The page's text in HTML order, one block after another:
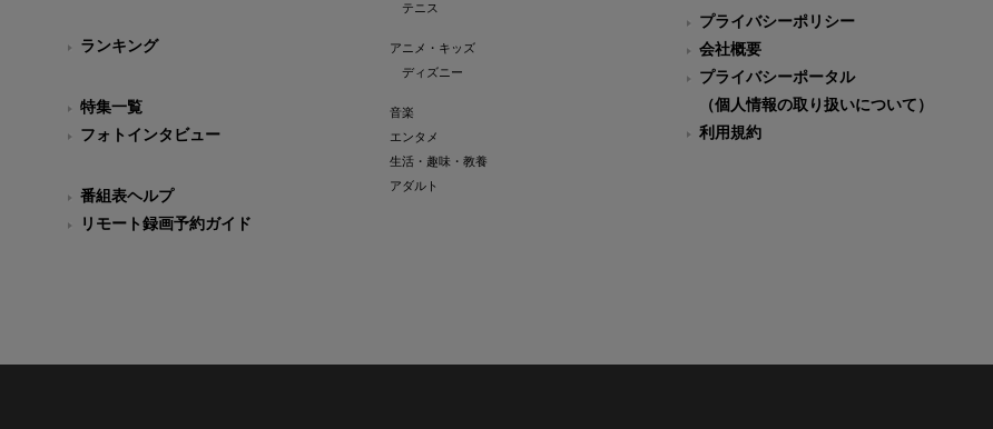
ランキング
特集一覧
フォトインタビュー
番組表ヘルプ
リモート録画予約ガイド
テニス
アニメ・キッズ
ディズニー
音楽
エンタメ
生活・趣味・教養
アダルト
プライバシーポリシー
会社概要
プライバシーポータル
（個人情報の取り扱いについて）
利用規約